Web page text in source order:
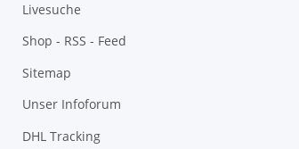
Livesuche
Shop - RSS - Feed
Sitemap
Unser Infoforum
DHL Tracking